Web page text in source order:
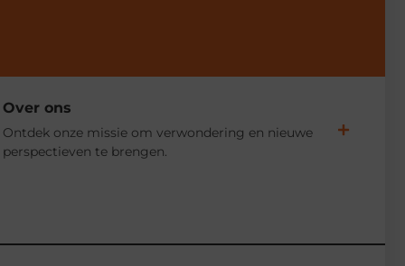
Over ons
Ontdek onze missie om verwondering en nieuwe
perspectieven te brengen.